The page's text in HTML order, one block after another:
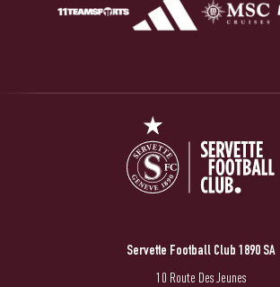
Servette Football Club 1890 SA
10 Route Des Jeunes